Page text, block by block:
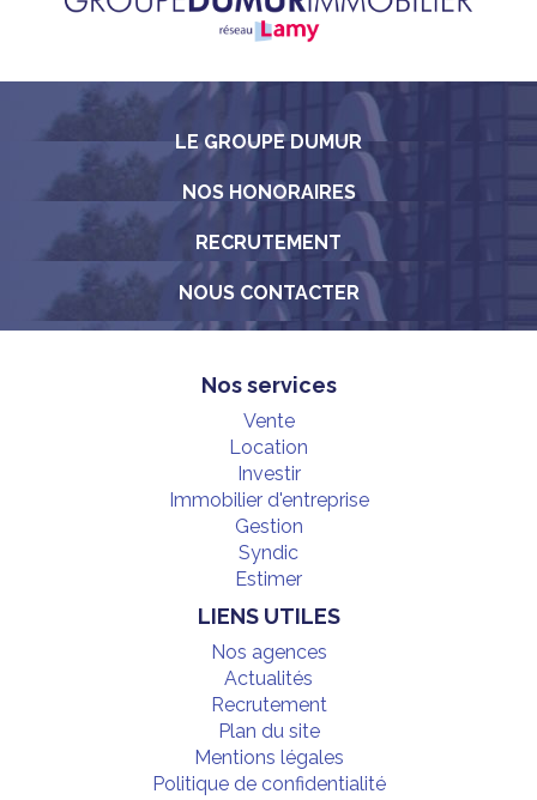
LE GROUPE DUMUR
NOS HONORAIRES
RECRUTEMENT
NOUS CONTACTER
Nos services
Vente
Location
Investir
Immobilier d'entreprise
Gestion
Syndic
Estimer
LIENS UTILES
Nos agences
Actualités
Recrutement
Plan du site
Mentions légales
Politique de confidentialité